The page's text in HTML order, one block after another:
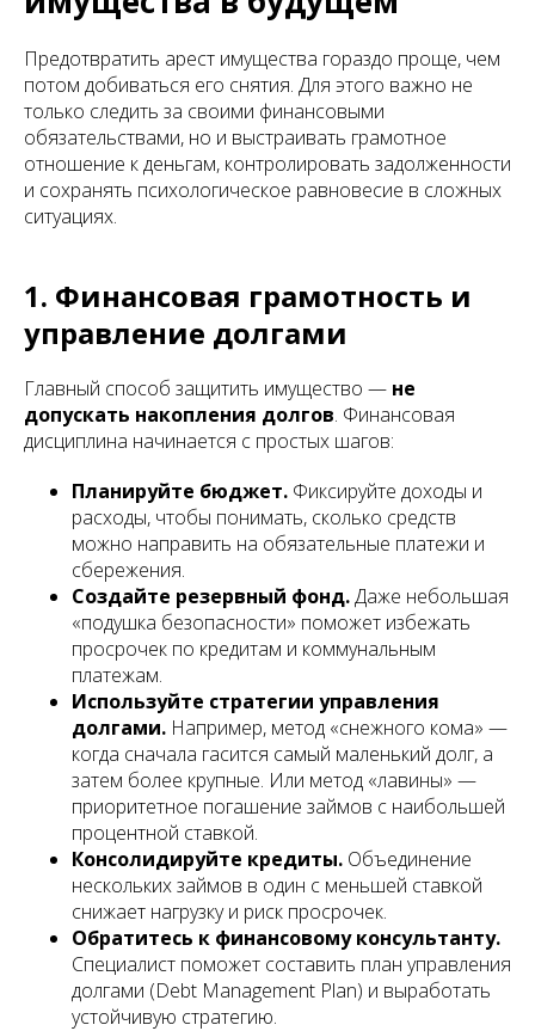
Предотвратить арест имущества гораздо проще, чем
потом добиваться его снятия. Для этого важно не
только следить за своими финансовыми
обязательствами, но и выстраивать грамотное
отношение к деньгам, контролировать задолженности
и сохранять психологическое равновесие в сложных
ситуациях.
1. Финансовая грамотность и
управление долгами
Главный способ защитить имущество — не
допускать накопления долгов. Финансовая
дисциплина начинается с простых шагов:
Планируйте бюджет. Фиксируйте доходы и
расходы, чтобы понимать, сколько средств
можно направить на обязательные платежи и
сбережения.
Создайте резервный фонд.Даже небольшая
«подушка безопасности» поможет избежать
просрочек по кредитам и коммунальным
платежам.
Используйте стратегии управления
долгами. Например, метод «снежного кома» —
когда сначала гасится самый маленький долг, а
затем более крупные. Или метод «лавины» —
приоритетное погашение займов с наибольшей
процентной ставкой.
Консолидируйте кредиты. Объединение
нескольких займов в один с меньшей ставкой
снижает нагрузку и риск просрочек.
Обратитесь к финансовому консультанту.
Специалист поможет составить план управления
долгами (Debt Management Plan) и выработать
устойчивую стратегию.